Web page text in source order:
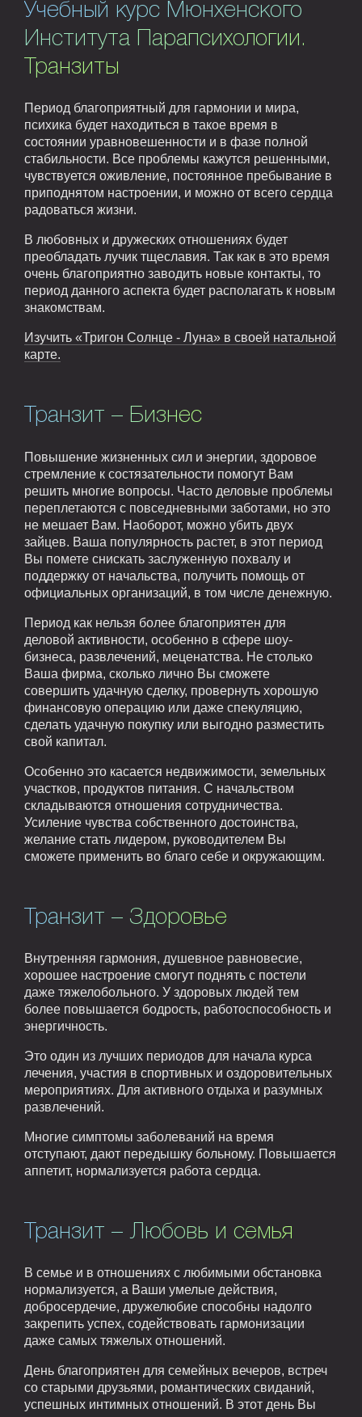
Учебный курс Мюнхенского
Института Парапсихологии.
Транзиты
Период благоприятный для гармонии и мира,
психика будет находиться в такое время в
состоянии уравновешенности и в фазе полной
стабильности. Все проблемы кажутся решенными,
чувствуется оживление, постоянное пребывание в
приподнятом настроении, и можно от всего сердца
радоваться жизни.
В любовных и дружеских отношениях будет
преобладать лучик тщеславия. Так как в это время
очень благоприятно заводить новые контакты, то
период данного аспекта будет располагать к новым
знакомствам.
Изучить «Тригон Солнце - Луна» в своей натальной
карте.
Транзит – Бизнес
Повышение жизненных сил и энергии, здоровое
стремление к состязательности помогут Вам
решить многие вопросы. Часто деловые проблемы
переплетаются с повседневными заботами, но это
не мешает Вам. Наоборот, можно убить двух
зайцев. Ваша популярность растет, в этот период
Вы помете снискать заслуженную похвалу и
поддержку от начальства, получить помощь от
официальных организаций, в том числе денежную.
Период как нельзя более благоприятен для
деловой активности, особенно в сфере шоу-
бизнеса, развлечений, меценатства. Не столько
Ваша фирма, сколько лично Вы сможете
совершить удачную сделку, провернуть хорошую
финансовую операцию или даже спекуляцию,
сделать удачную покупку или выгодно разместить
свой капитал.
Особенно это касается недвижимости, земельных
участков, продуктов питания. С начальством
складываются отношения сотрудничества.
Усиление чувства собственного достоинства,
желание стать лидером, руководителем Вы
сможете применить во благо себе и окружающим.
Транзит – Здоровье
Внутренняя гармония, душевное равновесие,
хорошее настроение смогут поднять с постели
даже тяжелобольного. У здоровых людей тем
более повышается бодрость, работоспособность и
энергичность.
Это один из лучших периодов для начала курса
лечения, участия в спортивных и оздоровительных
мероприятиях. Для активного отдыха и разумных
развлечений.
Многие симптомы заболеваний на время
отступают, дают передышку больному. Повышается
аппетит, нормализуется работа сердца.
Транзит – Любовь и семья
В семье и в отношениях с любимыми обстановка
нормализуется, а Ваши умелые действия,
добросердечие, дружелюбие способны надолго
закрепить успех, содействовать гармонизации
даже самых тяжелых отношений.
День благоприятен для семейных вечеров, встреч
со старыми друзьями, романтических свиданий,
успешных интимных отношений. В этот день Вы